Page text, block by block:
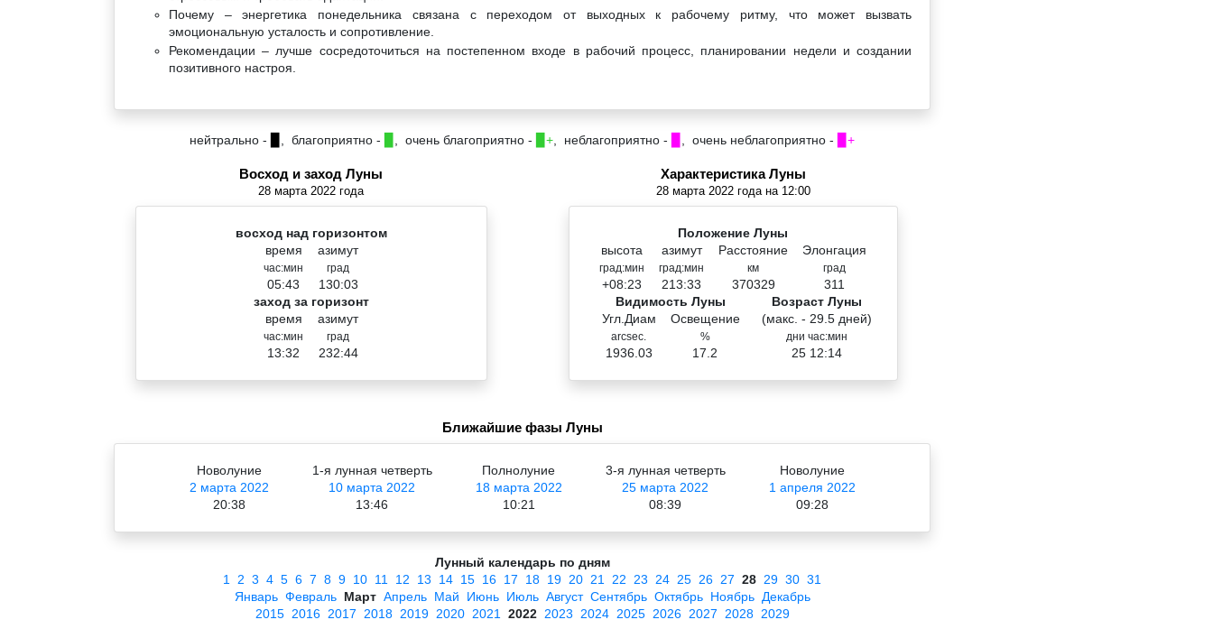
Почему – энергетика понедельника связана с переходом от выходных к рабочему ритму, что может вызвать
эмоциональную усталость и сопротивление.
Рекомендации – лучше сосредоточиться на постепенном входе в рабочий процесс, планировании недели и создании
позитивного настроя.
нейтрально - , благоприятно - , очень благоприятно - ▉+ , неблагоприятно - , очень неблагоприятно - ▉+
Восход и заход Луны
28 марта 2022 года
восход над горизонтом
время
час:мин
05:43
азимут
град
130:03
заход за горизонт
время
час:мин
13:32
азимут
град
232:44
Характеристика Луны
28 марта 2022 года на 12:00
Положение Луны
высота
град:мин
+08:23
азимут
град:мин
213:33
Расстояние
км
370329
Элонгация
град
311
Видимость Луны
Угл.Диам
arcsec.
1936.03
Освещение
%
17.2
Возраст Луны
(макс. - 29.5 дней)
дни час:мин
25 12:14
Ближайшие фазы Луны
Новолуние
2 марта 2022
20:38
1-я лунная четверть
10 марта 2022
13:46
Полнолуние
18 марта 2022
10:21
3-я лунная четверть
25 марта 2022
08:39
Новолуние
1 апреля 2022
09:28
Лунный календарь по дням
1
2 3 4 5 6 7 8 9 10 11 12 13 14 15 16 17 18 19 20 21 22 23 24 25 26 27 28 29 30 31
Январь Февраль Март Апрель Май Июнь Июль Август Сентябрь Октябрь Ноябрь Декабрь
2015 2016 2017 2018 2019 2020 2021 2022 2023 2024 2025 2026 2027 2028 2029